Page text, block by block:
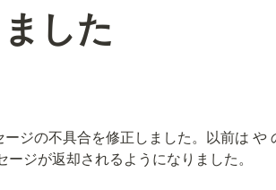
した
ジの不具合を修正しました。以前は や
ジが返却されるようになりました。